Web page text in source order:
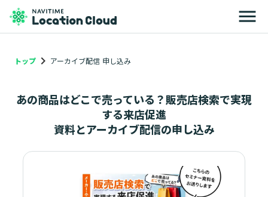
menu
トップ keyboard_arrow_right アーカイブ配信 申し込み
あの商品はどこで売っている？販売店検索で実現
する来店促進
資料とアーカイブ配信の申し込み